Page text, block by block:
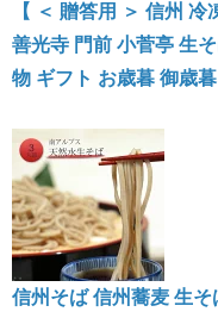
【 ＜ 贈答用 ＞ 信州
善光寺 門前 小菅亭 生
物 ギフト お歳暮 御歳
信州そば 信州蕎麦 生